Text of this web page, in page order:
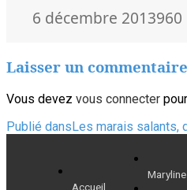
Publié
6 décembre 2013960
Laisser un commentaire
Vous devez vous connecter
Navigation
l’article
Publié dansLes marais salants,
Accueil
Maryline